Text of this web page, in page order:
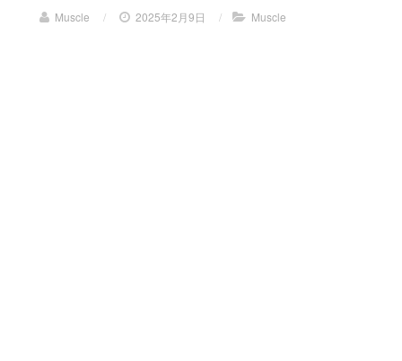
Muscle / 2025年2月9日 / Muscle